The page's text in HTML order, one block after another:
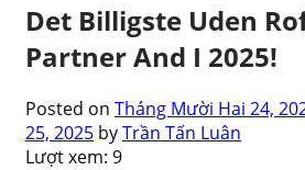
Det Billigste Uden
Partner And I 2025!
Posted on Tháng Mười Hai 24,
25, 2025 byTrần Tấn Luân
Lượt xem: 9